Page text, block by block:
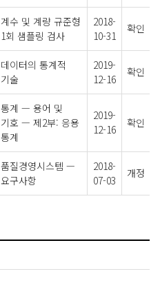
계수 및 계량 규준형
1회 샘플링 검사
2018-
10-31
확인
데이터의 통계적
기술
2019-
12-16
확인
통계 — 용어 및
기호 — 제2부: 응용
통계
2019-
12-16
확인
품질경영시스템 —
요구사항
2018-
07-03
개정